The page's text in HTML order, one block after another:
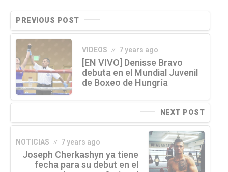
PREVIOUS POST
VIDEOS 7 years ago
[EN VIVO] Denisse Bravo
debuta en el Mundial Juvenil
de Boxeo de Hungría
NEXT POST
NOTICIAS 7 years ago
Joseph Cherkashyn ya tiene
fecha para su debut en el